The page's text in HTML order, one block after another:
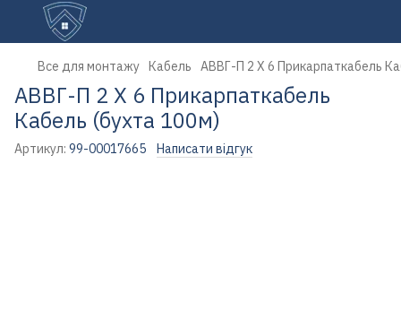
Все для монтажу Кабель АВВГ-П 2 Х 6 Прикарпаткабель
АВВГ-П 2 Х 6 Прикарпаткабель
Кабель (бухта 100м)
Артикул: 99-00017665 Написати відгук